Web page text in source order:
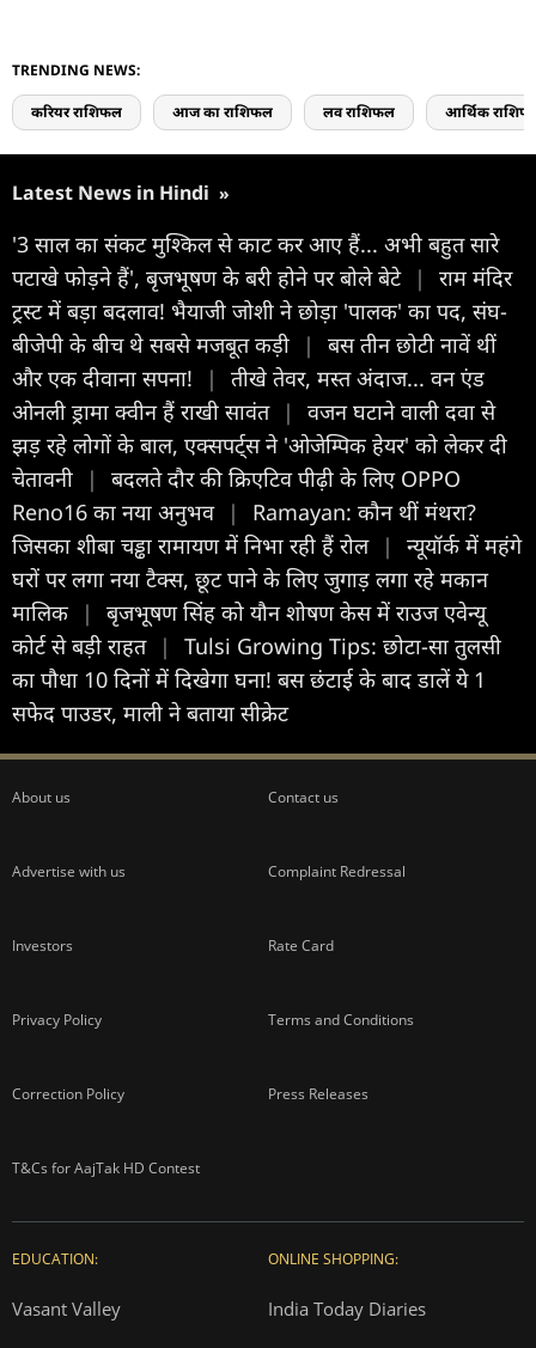
TRENDING NEWS:
करियर राशिफल आज का राशिफल लव राशिफल आर्थिक
Latest News in Hindi »
'3 साल का संकट मुश्किल से काट कर आए हैं... अभी बहुत सारे
पटाखे फोड़ने हैं', बृजभूषण के बरी होने पर बोले बेटे |
राम मंदिर
ट्रस्ट में बड़ा बदलाव! भैयाजी जोशी ने छोड़ा 'पालक' का पद, संघ-
बीजेपी के बीच थे सबसे मजबूत कड़ी
|
बस तीन छोटी नावें थीं
और एक दीवाना सपना!
|
तीखे तेवर, मस्त अंदाज... वन एंड
ओनली ड्रामा क्वीन हैं राखी सावंत |
वजन घटाने वाली दवा से
झड़ रहे लोगों के बाल, एक्सपर्ट्स ने 'ओजेम्पिक हेयर' को लेकर दी
चेतावनी
|
बदलते दौर की क्रिएटिव पीढ़ी के लिए OPPO
Reno16 का नया अनुभव |
Ramayan: कौन थीं मंथरा?
जिसका शीबा चड्ढा रामायण में निभा रही हैं रोल |
न्यूयॉर्क में महंगे
घरों पर लगा नया टैक्स, छूट पाने के लिए जुगाड़ लगा रहे मकान
मालिक
|
बृजभूषण सिंह को यौन शोषण केस में राउज एवेन्यू
कोर्ट से बड़ी राहत |
Tulsi Growing Tips: छोटा-सा तुलसी
का पौधा 10 दिनों में दिखेगा घना! बस छंटाई के बाद डालें ये 1
सफेद पाउडर, माली ने बताया सीक्रेट
About us Contact us
Advertise with us Complaint Redressal
Investors Rate Card
Privacy Policy Terms and Conditions
Correction Policy Press Releases
T&Cs for AajTak HD Contest
EDUCATION:
Vasant Valley
ONLINE SHOPPING:
India Today Diaries